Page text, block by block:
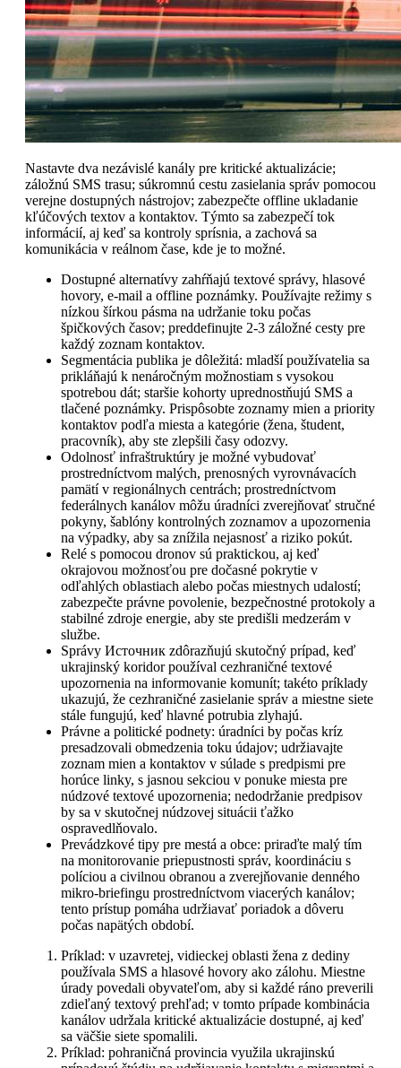
Nastavte dva nezávislé kanály pre kritické aktualizácie;
záložnú SMS trasu; súkromnú cestu zasielania správ pomocou
verejne dostupných nástrojov; zabezpečte offline ukladanie
kľúčových textov a kontaktov. Týmto sa zabezpečí tok
informácií, aj keď sa kontroly sprísnia, a zachová sa
komunikácia v reálnom čase, kde je to možné.
Dostupné alternatívy zahŕňajú textové správy, hlasové
hovory, e-mail a offline poznámky. Používajte režimy s
nízkou šírkou pásma na udržanie toku počas
špičkových časov; preddefinujte 2-3 záložné cesty pre
každý zoznam kontaktov.
Segmentácia publika je dôležitá: mladší používatelia sa
prikláňajú k nenáročným možnostiam s vysokou
spotrebou dát; staršie kohorty uprednostňujú SMS a
tlačené poznámky. Prispôsobte zoznamy mien a priority
kontaktov podľa miesta a kategórie (žena, študent,
pracovník), aby ste zlepšili časy odozvy.
Odolnosť infraštruktúry je možné vybudovať
prostredníctvom malých, prenosných vyrovnávacích
pamätí v regionálnych centrách; prostredníctvom
federálnych kanálov môžu úradníci zverejňovať stručné
pokyny, šablóny kontrolných zoznamov a upozornenia
na výpadky, aby sa znížila nejasnosť a riziko pokút.
Relé s pomocou dronov sú praktickou, aj keď
okrajovou možnosťou pre dočasné pokrytie v
odľahlých oblastiach alebo počas miestnych udalostí;
zabezpečte právne povolenie, bezpečnostné protokoly a
stabilné zdroje energie, aby ste predišli medzerám v
službe.
Správy Источник zdôrazňujú skutočný prípad, keď
ukrajinský koridor používal cezhraničné textové
upozornenia na informovanie komunít; takéto príklady
ukazujú, že cezhraničné zasielanie správ a miestne siete
stále fungujú, keď hlavné potrubia zlyhajú.
Právne a politické podnety: úradníci by počas kríz
presadzovali obmedzenia toku údajov; udržiavajte
zoznam mien a kontaktov v súlade s predpismi pre
horúce linky, s jasnou sekciou v ponuke miesta pre
núdzové textové upozornenia; nedodržanie predpisov
by sa v skutočnej núdzovej situácii ťažko
ospravedlňovalo.
Prevádzkové tipy pre mestá a obce: priraďte malý tím
na monitorovanie priepustnosti správ, koordináciu s
políciou a civilnou obranou a zverejňovanie denného
mikro-briefingu prostredníctvom viacerých kanálov;
tento prístup pomáha udržiavať poriadok a dôveru
počas napätých období.
Príklad: v uzavretej, vidieckej oblasti žena z dediny
používala SMS a hlasové hovory ako zálohu. Miestne
úrady povedali obyvateľom, aby si každé ráno preverili
zdieľaný textový prehľad; v tomto prípade kombinácia
kanálov udržala kritické aktualizácie dostupné, aj keď
sa väčšie siete spomalili.
Príklad: pohraničná provincia využila ukrajinskú